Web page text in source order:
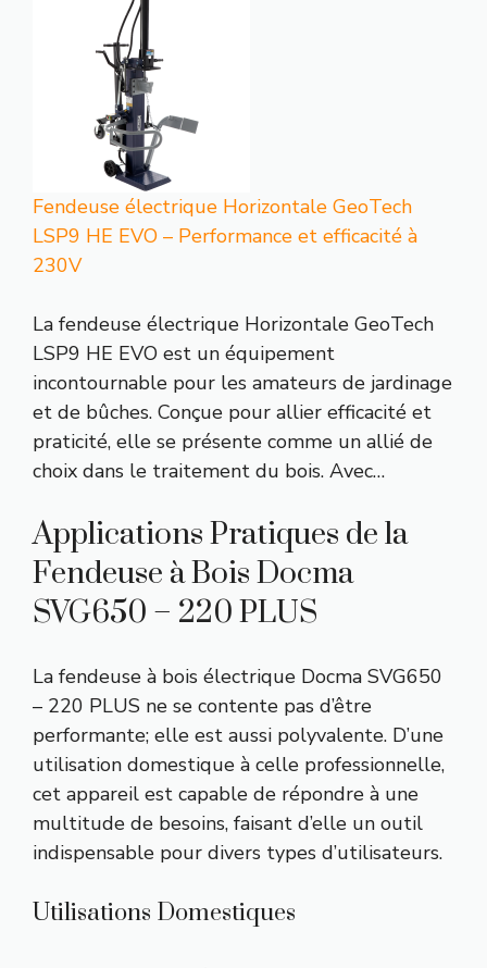
Fendeuse électrique Horizontale GeoTech
LSP9 HE EVO – Performance et efficacité à
230V
La fendeuse électrique Horizontale GeoTech
LSP9 HE EVO est un équipement
incontournable pour les amateurs de jardinage
et de bûches. Conçue pour allier efficacité et
praticité, elle se présente comme un allié de
choix dans le traitement du bois. Avec…
Applications Pratiques de la
Fendeuse à Bois Docma
SVG650 – 220 PLUS
La fendeuse à bois électrique Docma SVG650
– 220 PLUS ne se contente pas d’être
performante; elle est aussi polyvalente. D’une
utilisation domestique à celle professionnelle,
cet appareil est capable de répondre à une
multitude de besoins, faisant d’elle un outil
indispensable pour divers types d’utilisateurs.
Utilisations Domestiques